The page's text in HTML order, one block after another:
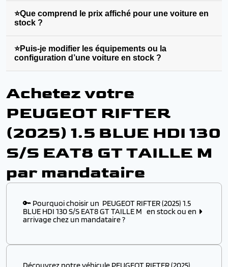
⭐Que comprend le prix affiché pour une voiture en
stock ?
⭐Puis-je modifier les équipements ou la
configuration d’une voiture en stock ?
Achetez votre
PEUGEOT RIFTER
(2025) 1.5 BLUE HDI 130
S/S EAT8 GT TAILLE M
par mandataire
🔑 Pourquoi choisir un PEUGEOT RIFTER (2025) 1.5
BLUE HDI 130 S/S EAT8 GT TAILLE M en stock ou en
arrivage chez un mandataire ?
Choisir ce modèleen stockouen arrivagechez un